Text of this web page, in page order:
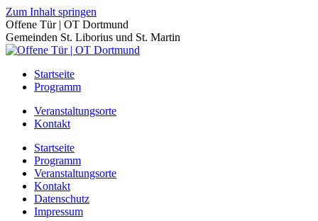
Zum Inhalt springen
Offene Tür | OT Dortmund
Gemeinden St. Liborius und St. Martin
Startseite
Programm
Veranstaltungsorte
Kontakt
Startseite
Programm
Veranstaltungsorte
Kontakt
Datenschutz
Impressum